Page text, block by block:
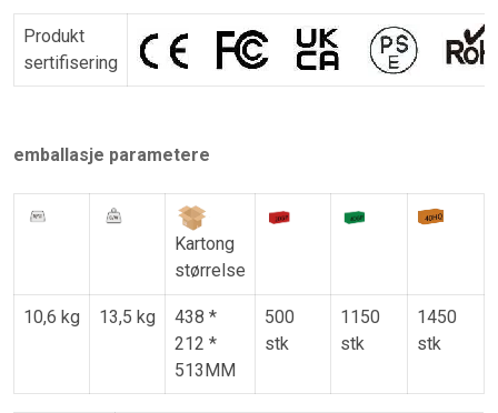
Produkt
sertifisering
emballasje parametere
Kartong
størrelse
10,6 kg 13,5 kg
438 *
212 *
513MM
500
stk
1150
stk
1450
stk